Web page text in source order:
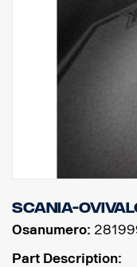
Scania-
Osanumero:
Part Description: